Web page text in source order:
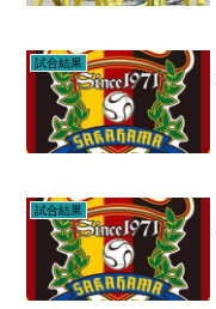
試合結果
試合結果